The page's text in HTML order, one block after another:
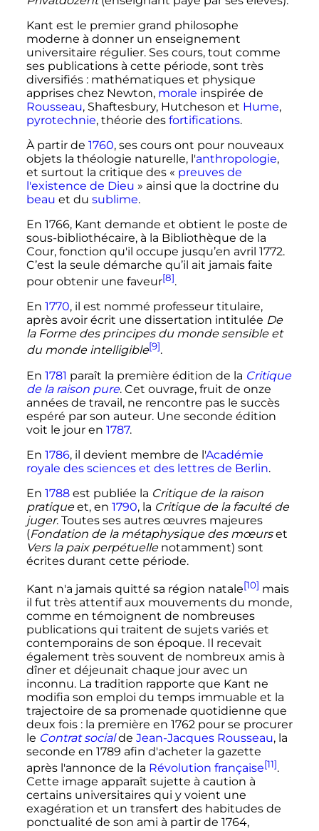
Kant est le premier grand philosophe
moderne à donner un enseignement
universitaire régulier. Ses cours, tout comme
ses publications à cette période, sont très
diversifiés : mathématiques et physique
apprises chez Newton, morale inspirée de
Rousseau, Shaftesbury, Hutcheson et Hume,
pyrotechnie, théorie des fortifications.
À partir de 1760, ses cours ont pour nouveaux
objets la théologie naturelle, l'anthropologie,
et surtout la critique des « preuves de
l'existence de Dieu » ainsi que la doctrine du
beau et du sublime.
En 1766, Kant demande et obtient le poste de
sous-bibliothécaire, à la Bibliothèque de la
Cour, fonction qu'il occupe jusqu’en avril 1772.
C’est la seule démarche qu’il ait jamais faite
pour obtenir une faveur[8].
En 1770, il est nommé professeur titulaire,
après avoir écrit une dissertation intitulée De
la Forme des principes du monde sensible et
du monde intelligible[9].
En 1781 paraît la première édition de la Critique
de la raison pure. Cet ouvrage, fruit de onze
années de travail, ne rencontre pas le succès
espéré par son auteur. Une seconde édition
voit le jour en 1787.
En 1786, il devient membre de l'Académie
royale des sciences et des lettres de Berlin.
En 1788est publiée la Critique de la raison
pratiqueet, en 1790, la Critique de la faculté de
juger. Toutes ses autres œuvres majeures
(Fondation de la métaphysique des mœurset
Vers la paix perpétuellenotamment) sont
écrites durant cette période.
Kant n'a jamais quitté sa région natale[10] mais
il fut très attentif aux mouvements du monde,
comme en témoignent de nombreuses
publications qui traitent de sujets variés et
contemporains de son époque. Il recevait
également très souvent de nombreux amis à
dîner et déjeunait chaque jour avec un
inconnu. La tradition rapporte que Kant ne
modifia son emploi du temps immuable et la
trajectoire de sa promenade quotidienne que
deux fois : la première en 1762 pour se procurer
le Contrat socialde Jean-Jacques Rousseau, la
seconde en 1789 afin d'acheter la gazette
après l'annonce de la Révolution française[11].
Cette image apparaît sujette à caution à
certains universitaires qui y voient une
exagération et un transfert des habitudes de
ponctualité de son ami à partir de 1764,